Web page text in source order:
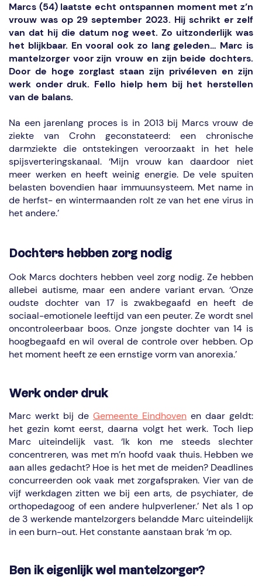
Marcs (54) laatste echt ontspannen moment met z’n
vrouw was op 29 september 2023. Hij schrikt er zelf
van dat hij die datum nog weet. Zo uitzonderlijk was
het blijkbaar. En vooral ook zo lang geleden… Marc is
mantelzorger voor zijn vrouw en zijn beide dochters.
Door de hoge zorglast staan zijn privéleven en zijn
werk onder druk. Fello hielp hem bij het herstellen
van de balans.
Na een jarenlang proces is in 2013 bij Marcs vrouw de
ziekte van Crohn geconstateerd: een chronische
darmziekte die ontstekingen veroorzaakt in het hele
spijsverteringskanaal. ‘Mijn vrouw kan daardoor niet
meer werken en heeft weinig energie. De vele spuiten
belasten bovendien haar immuunsysteem. Met name in
de herfst- en wintermaanden rolt ze van het ene virus in
het andere.’
Dochters hebben zorg nodig
Ook Marcs dochters hebben veel zorg nodig. Ze hebben
allebei autisme, maar een andere variant ervan. ‘Onze
oudste dochter van 17 is zwakbegaafd en heeft de
sociaal-emotionele leeftijd van een peuter. Ze wordt snel
oncontroleerbaar boos. Onze jongste dochter van 14 is
hoogbegaafd en wil overal de controle over hebben. Op
het moment heeft ze een ernstige vorm van anorexia.’
Werk onder druk
Marc werkt bij de Gemeente Eindhoven en daar geldt:
het gezin komt eerst, daarna volgt het werk. Toch liep
Marc uiteindelijk vast. ‘Ik kon me steeds slechter
concentreren, was met m’n hoofd vaak thuis. Hebben we
aan alles gedacht? Hoe is het met de meiden? Deadlines
concurreerden ook vaak met zorgafspraken. Vier van de
vijf werkdagen zitten we bij een arts, de psychiater, de
orthopedagoog of een andere hulpverlener.’ Net als 1 op
de 3 werkende mantelzorgers belandde Marc uiteindelijk
in een burn-out. Het constante aanstaan brak ‘m op.
Ben ik eigenlijk wel mantelzorger?